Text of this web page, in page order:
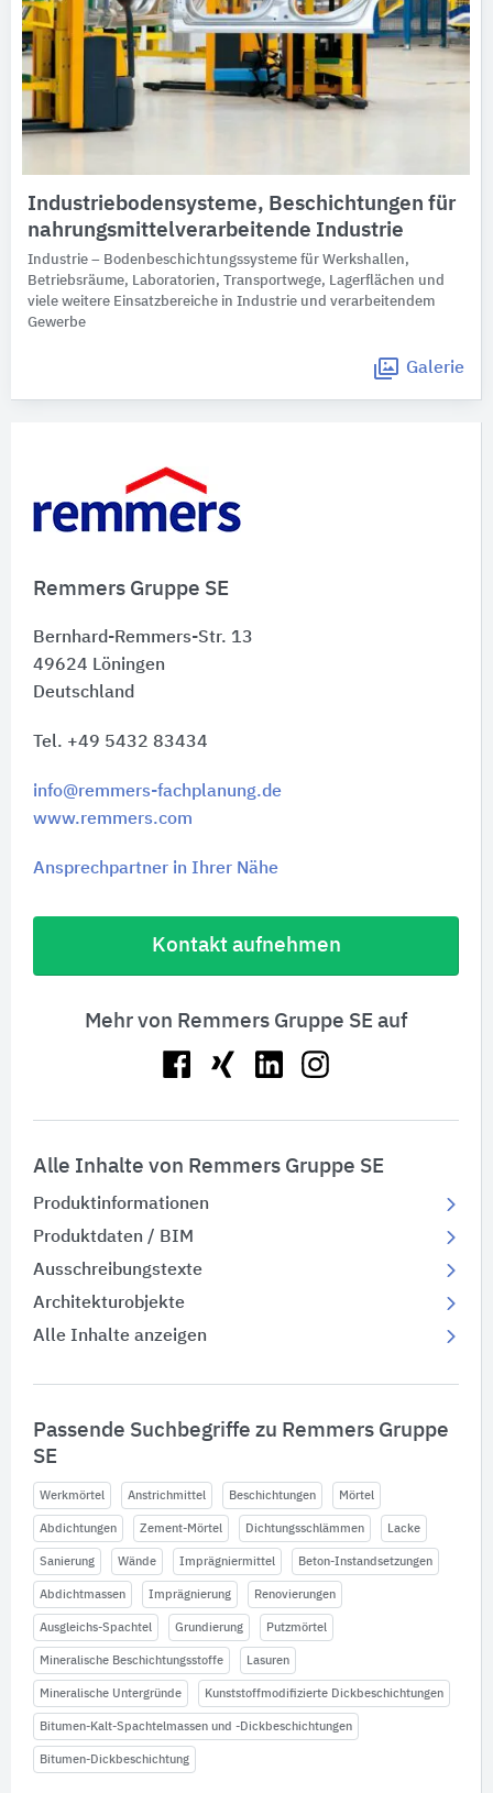
Remmers Gruppe SE
Bernhard-Remmers-Str. 13
49624 Löningen
Deutschland
Tel. +49 5432 83434
info@remmers-fachplanung.de
www.remmers.com
Ansprechpartner in Ihrer Nähe
Kontakt aufnehmen
Mehr von Remmers Gruppe SE auf
Alle Inhalte von Remmers Gruppe SE
Produktinformationen
Produktdaten / BIM
Ausschreibungstexte
Architekturobjekte
Alle Inhalte anzeigen
Passende Suchbegriffe zu Remmers Gruppe
SE
Werkmörtel Anstrichmittel Beschichtungen Mörtel
Abdichtungen Zement-Mörtel Dichtungsschlämmen Lacke
Sanierung Wände Imprägniermittel Beton-Instandsetzungen
Abdichtmassen Imprägnierung Renovierungen
Ausgleichs-Spachtel Grundierung Putzmörtel
Mineralische Beschichtungsstoffe Lasuren
Mineralische Untergründe Kunststoffmodifizierte Dickbeschichtungen
Bitumen-Kalt-Spachtelmassen und -Dickbeschichtungen
Bitumen-Dickbeschichtung
Industriebodensysteme, Beschichtungen für
nahrungsmittelverarbeitende Industrie
Industrie – Bodenbeschichtungssysteme für Werkshallen,
Betriebsräume, Laboratorien, Transportwege, Lagerflächen und
viele weitere Einsatzbereiche in Industrie und verarbeitendem
Gewerbe
Galerie